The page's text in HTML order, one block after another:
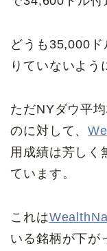
どうも35,000
りていないよう
ただNYダウ平
のに対して、
用成績は芳しく
ています。
これは
いる銘柄が下が